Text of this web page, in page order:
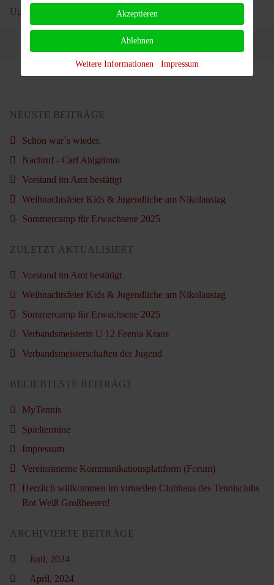
Update zum Online Platzbuchungssystem 2022
NEUSTE BEITRÄGE
Schön war´s wieder.
Nachruf - Carl Ahlgrimm
Vorstand im Amt bestätigt
Weihnachtsfeier Kids & Jugendliche am Nikolaustag
Sommercamp für Erwachsene 2025
ZULETZT AKTUALISIERT
Vorstand im Amt bestätigt
Weihnachtsfeier Kids & Jugendliche am Nikolaustag
Sommercamp für Erwachsene 2025
Verbandsmeisterin U 12 Feenia Kraus
Verbandsmeisterschaften der Jugend
BELIEBTESTE BEITRÄGE
MyTennis
Spieltermine
Impressum
Vereinsinterne Kommunikationsplattform (Forum)
Herzlich willkommen im virtuellen Clubhaus des Tennisclubs
Rot Weiß Großbeeren!
ARCHIVIERTE BEITRÄGE
Juni, 2024
April, 2024
Akzeptieren
Ablehnen
Weitere Informationen Impressum